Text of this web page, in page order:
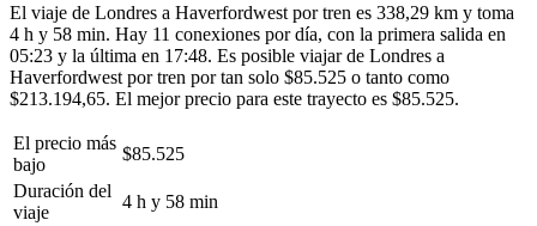
El viaje de Londres a Haverfordwest por tren es 338,29 km y toma
4 h y 58 min. Hay 11 conexiones por día, con la primera salida en
05:23 y la última en 17:48. Es posible viajar de Londres a
Haverfordwest por tren por tan solo $85.525 o tanto como
$213.194,65. El mejor precio para este trayecto es $85.525.
El precio más
bajo
$85.525
Duración del
viaje
4 h y 58 min